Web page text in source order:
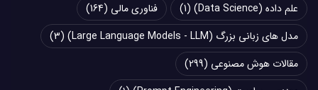
علم داده (Data Science)
(1) فناوری مالی (164)
مدل های زبانی بزرگ (Large Language Models - LLM)
(3)
مقالات هوش مصنوعی (299)